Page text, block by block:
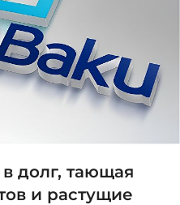
долг, тающая
и растущие